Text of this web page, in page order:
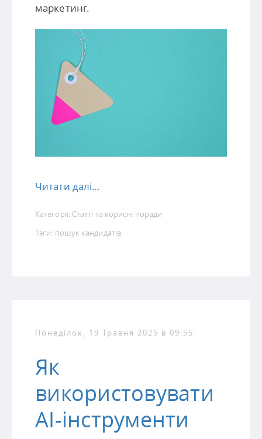
маркетинг.
Читати далі…
Категорії: Статті та корисні поради
Тэги: пошук кандидатів
Понеділок, 19 Травня 2025 в 09:55
Як
використовувати
AI-інструменти